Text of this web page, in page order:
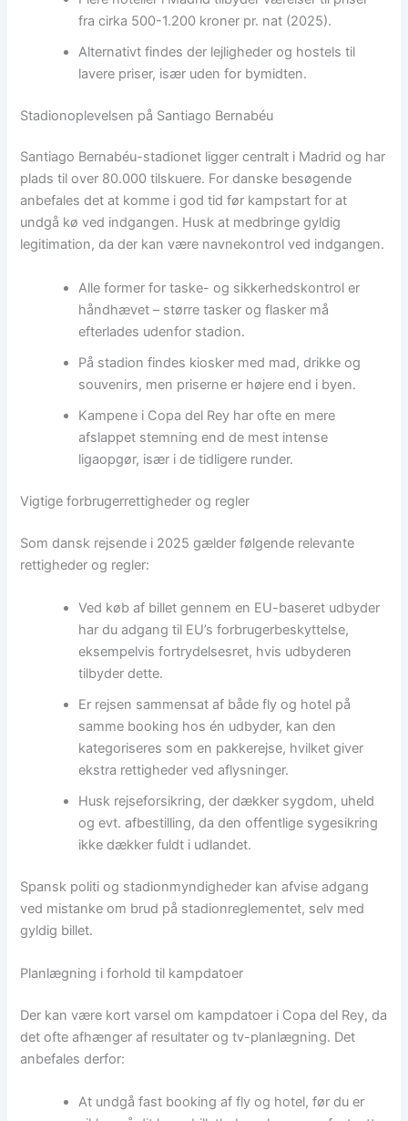
fra cirka 500-1.200 kroner pr. nat (2025).
Alternativt findes der lejligheder og hostels til
lavere priser, især uden for bymidten.
Stadionoplevelsen på Santiago Bernabéu
Santiago Bernabéu-stadionet ligger centralt i Madrid og har
plads til over 80.000 tilskuere. For danske besøgende
anbefales det at komme i god tid før kampstart for at
undgå kø ved indgangen. Husk at medbringe gyldig
legitimation, da der kan være navnekontrol ved indgangen.
Alle former for taske- og sikkerhedskontrol er
håndhævet – større tasker og flasker må
efterlades udenfor stadion.
På stadion findes kiosker med mad, drikke og
souvenirs, men priserne er højere end i byen.
Kampene i Copa del Rey har ofte en mere
afslappet stemning end de mest intense
ligaopgør, især i de tidligere runder.
Vigtige forbrugerrettigheder og regler
Som dansk rejsende i 2025 gælder følgende relevante
rettigheder og regler:
Ved køb af billet gennem en EU-baseret udbyder
har du adgang til EU’s forbrugerbeskyttelse,
eksempelvis fortrydelsesret, hvis udbyderen
tilbyder dette.
Er rejsen sammensat af både fly og hotel på
samme booking hos én udbyder, kan den
kategoriseres som en pakkerejse, hvilket giver
ekstra rettigheder ved aflysninger.
Husk rejseforsikring, der dækker sygdom, uheld
og evt. afbestilling, da den offentlige sygesikring
ikke dækker fuldt i udlandet.
Spansk politi og stadionmyndigheder kan afvise adgang
ved mistanke om brud på stadionreglementet, selv med
gyldig billet.
Planlægning i forhold til kampdatoer
Der kan være kort varsel om kampdatoer i Copa del Rey, da
det ofte afhænger af resultater og tv-planlægning. Det
anbefales derfor:
At undgå fast booking af fly og hotel, før du er